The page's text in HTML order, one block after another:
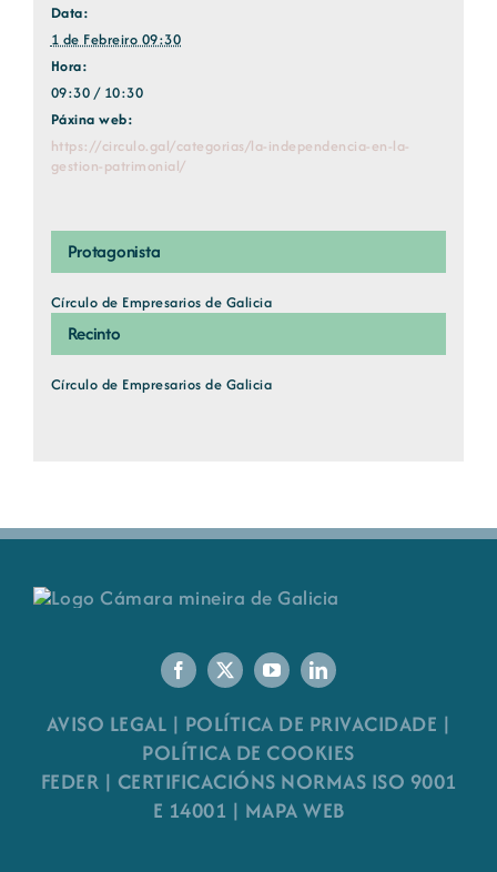
Data:
1 de Febreiro 09:30
Hora:
09:30 / 10:30
Páxina web:
https://circulo.gal/categorias/la-independencia-en-la-
gestion-patrimonial/
Recinto
Círculo de Empresarios de Galicia
Protagonista
Círculo de Empresarios de Galicia
AVISO LEGAL | POLÍTICA DE PRIVACIDADE |
POLÍTICA DE COOKIES
FEDER | CERTIFICACIÓNS NORMAS ISO 9001
E 14001 | MAPA WEB